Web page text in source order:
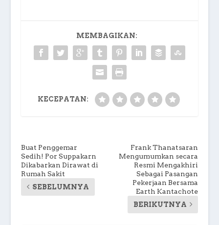
MEMBAGIKAN:
KECEPATAN:
Buat Penggemar
Sedih! Por Suppakarn
Dikabarkan Dirawat di
Rumah Sakit
SEBELUMNYA
Frank Thanatsaran
Mengumumkan secara
Resmi Mengakhiri
Sebagai Pasangan
Pekerjaan Bersama
Earth Kantachote
BERIKUTNYA